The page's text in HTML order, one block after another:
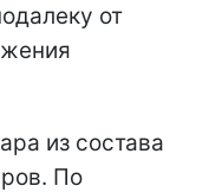
от
из состава
По